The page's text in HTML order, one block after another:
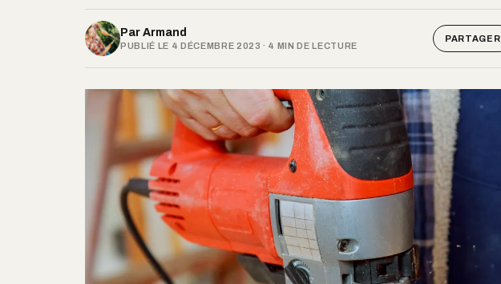
Par Armand
PUBLIÉ LE 4 DÉCEMBRE 2023 · 4 MIN DE LECTURE
PARTAGER